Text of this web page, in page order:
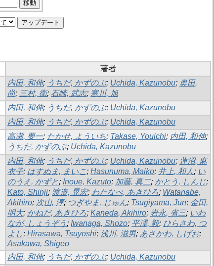
著者
内田, 和伸; うちだ, かずのぶ; Uchida, Kazunobu; 奥田,
尚; 三村, 衛; 石崎, 武志; 寒川, 旭
内田, 和伸; うちだ, かずのぶ; Uchida, Kazunobu
内田, 和伸; うちだ, かずのぶ; Uchida, Kazunobu
高瀬, 要一; たかせ, よういち; Takase, Youichi; 内田, 和伸;
うちだ, かずのぶ; Uchida, Kazunobu
内田, 和伸; うちだ, かずのぶ; Uchida, Kazunobu; 蓮沼, 麻
衣子; はすぬま, まいこ; Hasunuma, Maiko; 井上, 和人 ; い
のうえ, かずと; Inoue, Kazuto; 加藤, 真二; かとう, しんじ;
Kato, Shinji; 渡邉, 晃宏; わたなべ, あきひろ; Watanabe,
Akihiro; 次山, 淳; つぎやま, じゅん; Tsugiyama, Jun; 金田,
明大; かねだ, あきひろ; Kaneda, Akihiro; 岩永, 省三; いわ
なが, しょうぞう ; Iwanaga, Shozo; 平澤, 毅; ひらさわ, つ
よし; Hirasawa, Tsuyoshi; 浅川, 滋男; あさかわ, しげお;
Asakawa, Shigeo
内田, 和伸; うちだ, かずのぶ; Uchida, Kazunobu